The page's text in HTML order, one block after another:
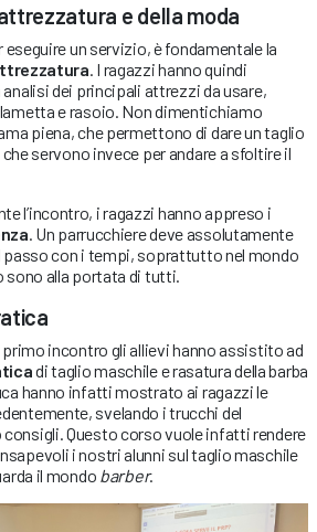
e della moda
un servizio, è fondamentale la
. I ragazzi hanno quindi
dei principali attrezzi da usare,
e rasoio. Non dimentichiamo
piena, che permettono di dare un taglio
servono invece per andare a sfoltire il
l’incontro, i ragazzi hanno appreso i
. Un parrucchiere deve assolutamente
passo con i tempi, soprattutto nel mondo
sono alla portata di tutti.
primo incontro gli allievi hanno assistito ad
di taglio maschile e rasatura della barba
hanno infatti mostrato ai ragazzi le
svelando i trucchi del
Questo corso vuole infatti rendere
i nostri alunni sul taglio maschile
il mondo barber.